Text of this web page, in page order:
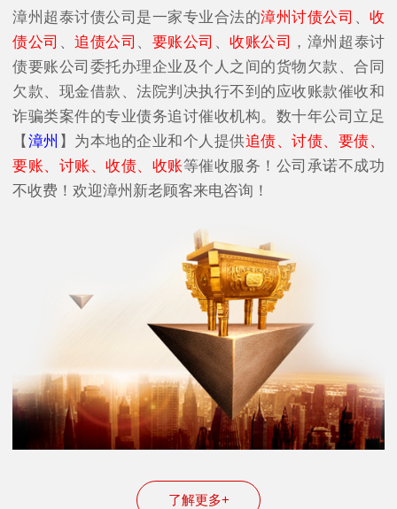
漳州超泰讨债公司是一家专业合法的漳州讨债公司 、收
债公司 、追债公司 、 要账公司 、收账公司 ，漳州超泰讨
债要账公司委托办理企业及个人之间的货物欠款、合同
欠款、现金借款、法院判决执行不到的应收账款催收和
诈骗类案件的专业债务追讨催收机构。数十年公司立足
【 漳州 】为本地的企业和个人提供追债、讨债、要债、
要账、讨账、收债、收账等催收服务！公司承诺不成功
不收费！欢迎漳州新老顾客来电咨询！
了解更多+